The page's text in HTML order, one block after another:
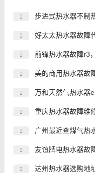
步进式热水器不制
好太太热水器故障
前锋热水器故障r3
美的商用热水器故
万和天然气热水器
重庆热水器故障维
广州最近查煤气热水器
友谊牌电热水器故
达州热水器选购地